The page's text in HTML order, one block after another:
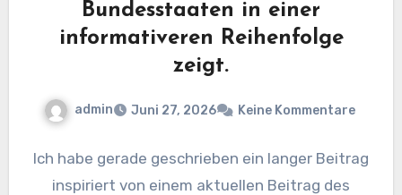
Bundesstaaten in einer
informativeren Reihenfolge
zeigt.
admin Juni 27, 2026 Keine Kommentare
Ich habe gerade geschrieben ein langer Beitrag
inspiriert von einem aktuellen Beitrag des